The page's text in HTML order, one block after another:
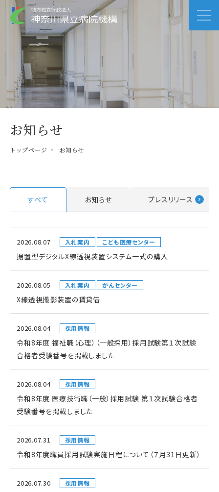
お知らせ
トップページ お知らせ
すべて お知らせ プレスリリース
2026.08.07 入札案内 こども医療センター
据置型デジタルX線透視装置システム一式の購入
2026.08.05 入札案内 がんセンター
X線透視撮影装置の賃貸借
2026.08.04 採用情報
令和8年度 福祉職（心理）（一般採用）採用試験第１次試験
合格者受験番号を掲載しました
2026.08.04 採用情報
令和8年度 医療技術職（一般）採用試験 第１次試験合格者
受験番号を掲載しました
2026.07.31 採用情報
令和8年度職員採用試験実施日程について（７月31日更新）
2026.07.30 採用情報